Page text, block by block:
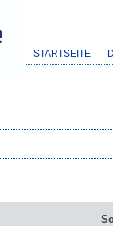
STARTSEITE